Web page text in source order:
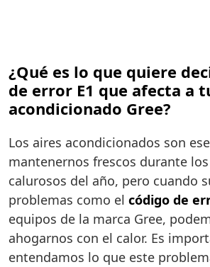
¿Qué es lo que quiere
de error E1 que afecta a
acondicionado Gree?
Los aires acondicionados son
mantenernos frescos durante
calurosos del año, pero cuando
problemas como el código de
equipos de la marca Gree,
ahogarnos con el calor. Es
entendamos lo que este